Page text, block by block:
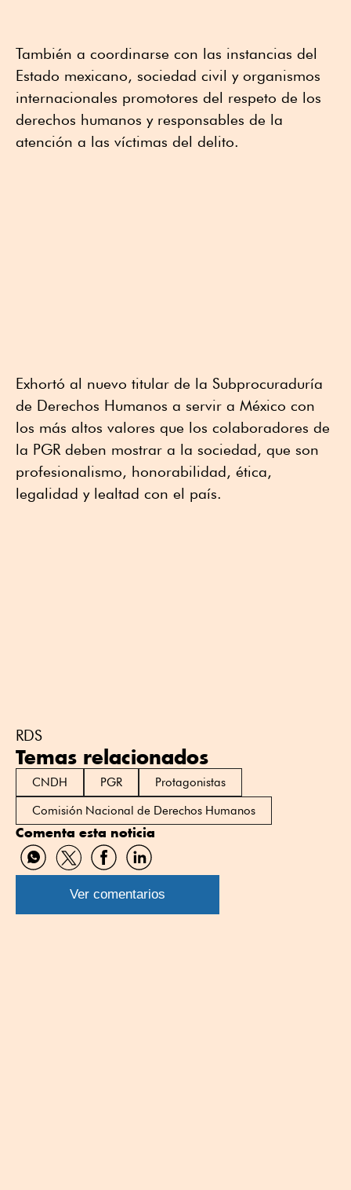
También a coordinarse con las instancias del
Estado mexicano, sociedad civil y organismos
internacionales promotores del respeto de los
derechos humanos y responsables de la
atención a las víctimas del delito.
Exhortó al nuevo titular de la Subprocuraduría
de Derechos Humanos a servir a México con
los más altos valores que los colaboradores de
la PGR deben mostrar a la sociedad, que son
profesionalismo, honorabilidad, ética,
legalidad y lealtad con el país.
RDS
Temas relacionados
CNDH PGR
Protagonistas
Comisión Nacional de Derechos Humanos
Comenta esta noticia
Compartir
por
WhatsApp
Compartir
por
Twitter
Compartir
por
Facebook
Compartir
por
Linkedin
Ver comentarios